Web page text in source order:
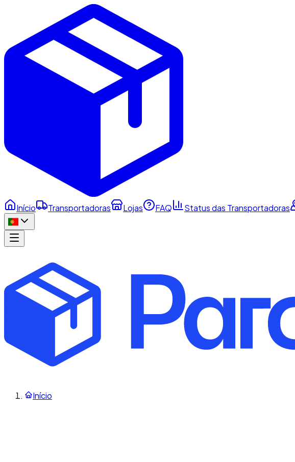
Início Transportadoras Lojas FAQ Status das Transportadoras
Início